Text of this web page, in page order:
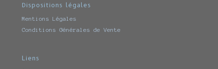
Dispositions légales
Mentions Légales
Conditions Générales de Vente
Liens